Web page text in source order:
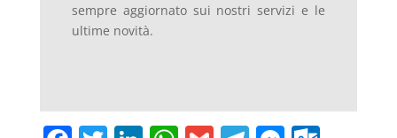
sempre aggiornato sui nostri servizi e le
ultime novità.